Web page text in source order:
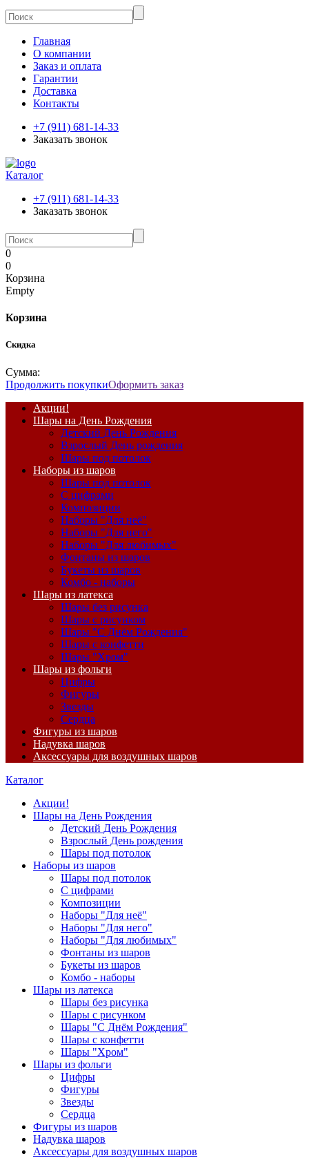
Главная
О компании
Заказ и оплата
Гарантии
Доставка
Контакты
+7 (911) 681-14-33
Заказать звонок
Каталог
+7 (911) 681-14-33
Заказать звонок
0
0
Корзина
Empty
Корзина
Скидка
Сумма:
Продолжить покупкиОформить заказ
Акции!
Шары на День Рождения
Детский День Рождения
Взрослый День рождения
Шары под потолок
Наборы из шаров
Шары под потолок
С цифрами
Композиции
Наборы "Для неё"
Наборы "Для него"
Наборы "Для любимых"
Фонтаны из шаров
Букеты из шаров
Комбо - наборы
Шары из латекса
Шары без рисунка
Шары с рисунком
Шары "С Днём Рождения"
Шары с конфетти
Шары "Хром"
Шары из фольги
Цифры
Фигуры
Звезды
Сердца
Фигуры из шаров
Надувка шаров
Аксессуары для воздушных шаров
Каталог
Акции!
Шары на День Рождения
Детский День Рождения
Взрослый День рождения
Шары под потолок
Наборы из шаров
Шары под потолок
С цифрами
Композиции
Наборы "Для неё"
Наборы "Для него"
Наборы "Для любимых"
Фонтаны из шаров
Букеты из шаров
Комбо - наборы
Шары из латекса
Шары без рисунка
Шары с рисунком
Шары "С Днём Рождения"
Шары с конфетти
Шары "Хром"
Шары из фольги
Цифры
Фигуры
Звезды
Сердца
Фигуры из шаров
Надувка шаров
Аксессуары для воздушных шаров